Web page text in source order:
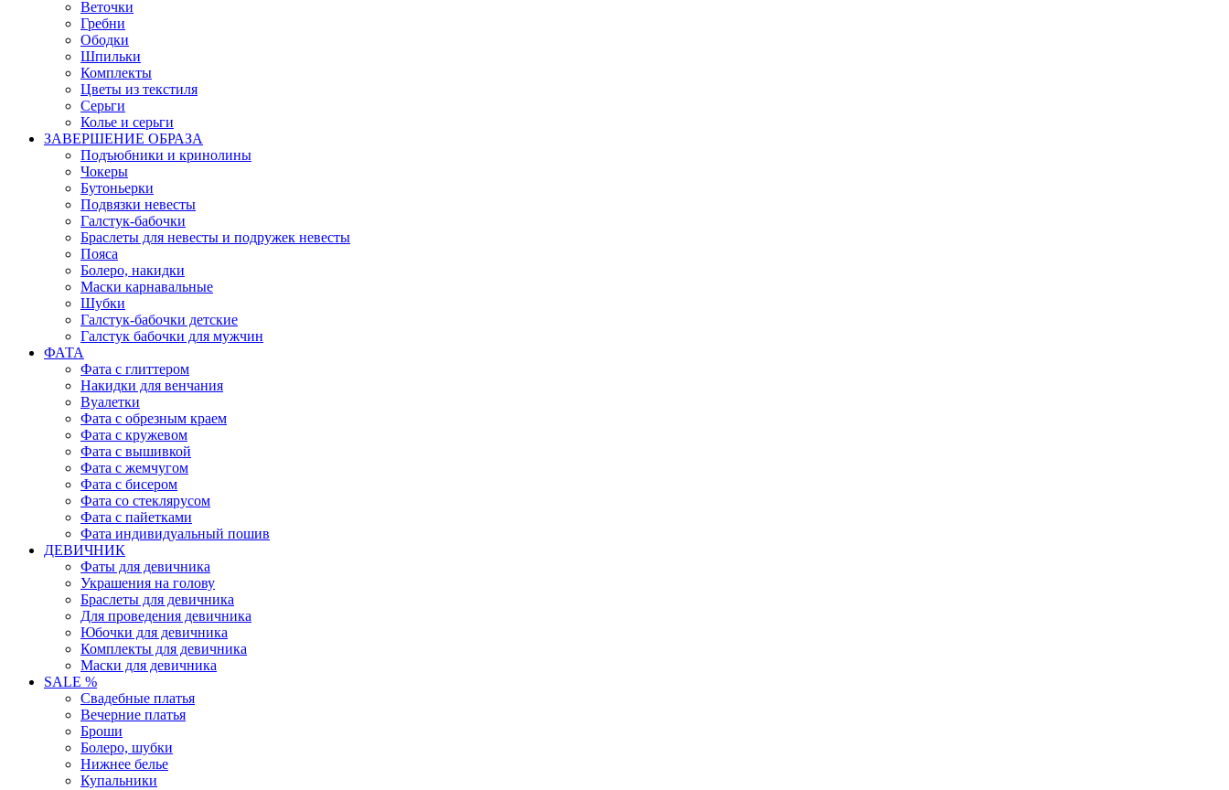
Веточки
Гребни
Ободки
Шпильки
Комплекты
Цветы из текстиля
Серьги
Колье и серьги
ЗАВЕРШЕНИЕ ОБРАЗА
Подъюбники и кринолины
Чокеры
Бутоньерки
Подвязки невесты
Галстук-бабочки
Браслеты для невесты и подружек невесты
Пояса
Болеро, накидки
Маски карнавальные
Шубки
Галстук-бабочки детские
Галстук бабочки для мужчин
ФАТА
Фата с глиттером
Накидки для венчания
Вуалетки
Фата с обрезным краем
Фата с кружевом
Фата с вышивкой
Фата с жемчугом
Фата с бисером
Фата со стеклярусом
Фата с пайетками
Фата индивидуальный пошив
ДЕВИЧНИК
Фаты для девичника
Украшения на голову
Браслеты для девичника
Для проведения девичника
Юбочки для девичника
Комплекты для девичника
Маски для девичника
SALE %
Свадебные платья
Вечерние платья
Броши
Болеро, шубки
Нижнее белье
Купальники